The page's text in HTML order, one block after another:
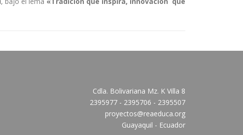
Cdla. Bolivariana Mz. K Villa 8
2395977 - 2395706 - 2395507
proyectos@reaeduca.org
Guayaquil - Ecuador